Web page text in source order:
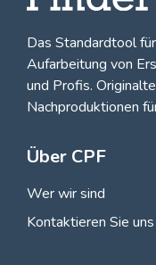
Das Standardtool
Aufarbeitung von
und Profis.
Nachproduktionen
Über CPF
Wer wir sind
Kontaktieren Sie uns